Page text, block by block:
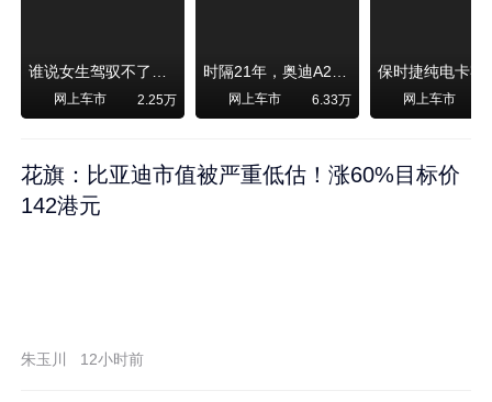
谁说女生驾驭不了大SUV？看我开问界M6驰骋坝上草原！
网上车市 2.25万
时隔21年，奥迪A2强势归来！
网上车市 6.33万 网上车市
花旗：比亚迪市值被严重低估！涨60%目标价
142港元
朱玉川 12小时前